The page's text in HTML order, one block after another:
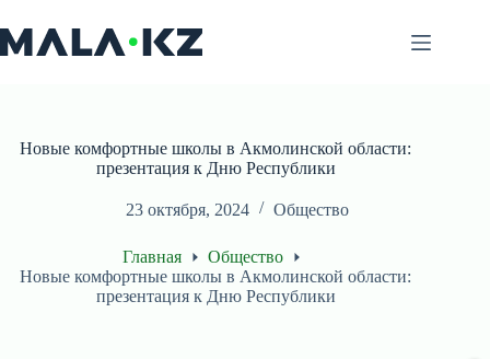
к
сути
Новые комфортные школы в Акмолинской области:
презентация к Дню Республики
23 октября, 2024 Общество
Главная
Общество
Новые комфортные школы в Акмолинской области:
презентация к Дню Республики